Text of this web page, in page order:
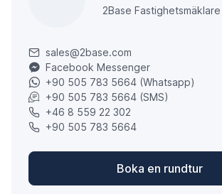
2Base Fastighetsmäklare
sales@2base.com
Facebook Messenger
+90 505 783 5664 (Whatsapp)
+90 505 783 5664 (SMS)
+46 8 559 22 302
+90 505 783 5664
Boka en rundtur